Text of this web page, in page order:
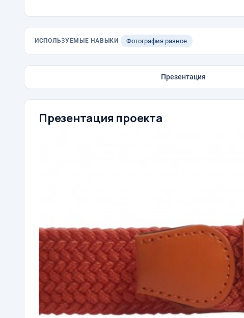
ИСПОЛЬЗУЕМЫЕ НАВЫКИ Фотография разное
Презентация
Презентация проекта